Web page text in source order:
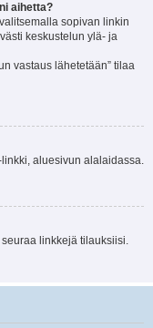
aihetta?
sopivan linkin
keskustelun ylä- ja
vastaus lähetetään” tilaa
aluesivun alalaidassa.
linkkejä tilauksiisi.